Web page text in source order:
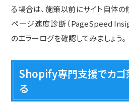
る場合は、施策以前にサイト自体
ページ速度診断（PageSpeed
のエラーログを確認してみましょう。
Shopify専門支援でカゴ
る